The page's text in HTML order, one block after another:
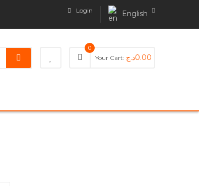
English
Login
0
Your Cart: 0.00د.ج